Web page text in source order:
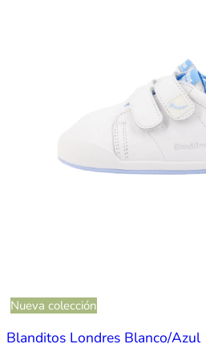
Nueva colección
Blanditos Londres Blanco/Azul